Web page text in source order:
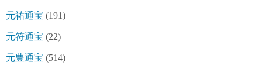
元祐通宝 (191)
元符通宝 (22)
元豊通宝 (514)